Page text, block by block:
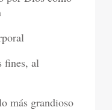
fines, al
más grandioso